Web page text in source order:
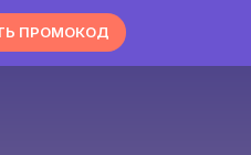
ПРОМОКОД